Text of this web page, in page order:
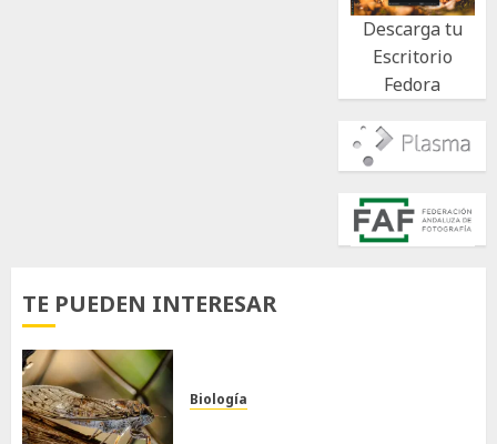
Descarga tu
Escritorio
Fedora
TE PUEDEN INTERESAR
Biología